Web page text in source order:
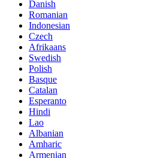
Danish
Romanian
Indonesian
Czech
Afrikaans
Swedish
Polish
Basque
Catalan
Esperanto
Hindi
Lao
Albanian
Amharic
Armenian